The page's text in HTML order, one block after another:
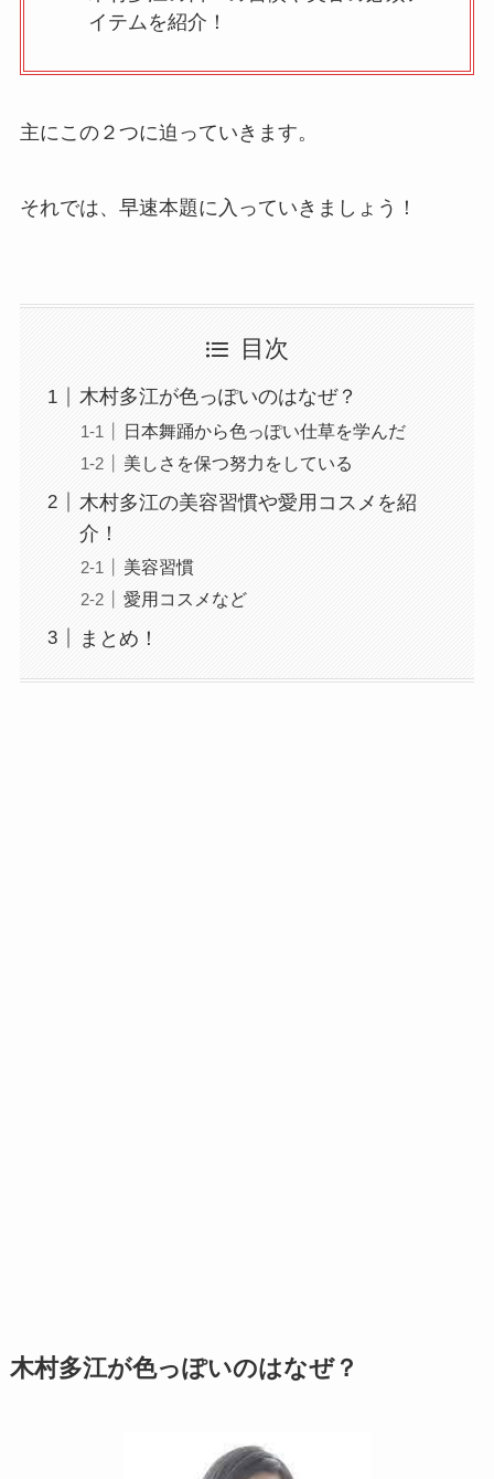
イテムを紹介！
主にこの２つに迫っていきます。
それでは、早速本題に入っていきましょう！
目次
木村多江が色っぽいのはなぜ？
日本舞踊から色っぽい仕草を学んだ
美しさを保つ努力をしている
木村多江の美容習慣や愛用コスメを紹
介！
美容習慣
愛用コスメなど
まとめ！
木村多江が色っぽいのはなぜ？